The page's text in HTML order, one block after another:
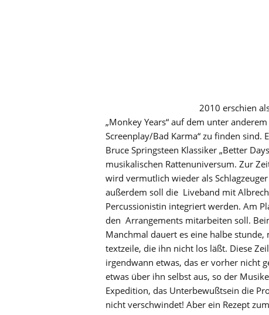
2010 erschien
„Monkey Years“ auf dem unter
Screenplay/Bad Karma“ zu finden
Bruce Springsteen Klassiker „Better
musikalischen Rattenuniversum. Zur
wird vermutlich wieder als
außerdem soll die Liveband mit
Percussionistin integriert werden. Am
den Arrangements mitarbeiten soll.
Manchmal dauert es eine halbe
textzeile, die ihn nicht los läßt. Diese
irgendwann etwas, das er vorher nicht
etwas über ihn selbst aus, so der
Expedition, das Unterbewußtsein die
nicht verschwindet! Aber ein Rezept